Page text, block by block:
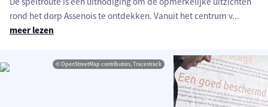
rond het dorp Assenois te ontdekken. Vanuit het centrum v...
meer lezen
© OpenStreetMap contributors, Tracestrack